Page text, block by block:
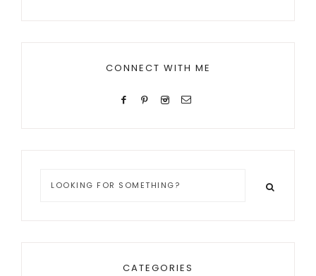
CONNECT WITH ME
CATEGORIES